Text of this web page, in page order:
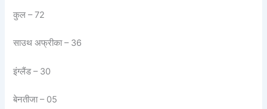
कुल – 72
साउथ अफ्रीका – 36
इंग्लैंड – 30
बेनतीजा – 05